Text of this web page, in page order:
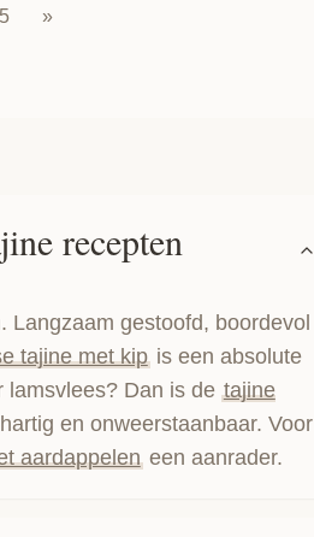
»
recepten
Langzaam gestoofd, boordevol
tajine met kipis een absolute
lamsvlees? Dan is de tajine
en onweerstaanbaar. Voor
aardappeleneen aanrader.